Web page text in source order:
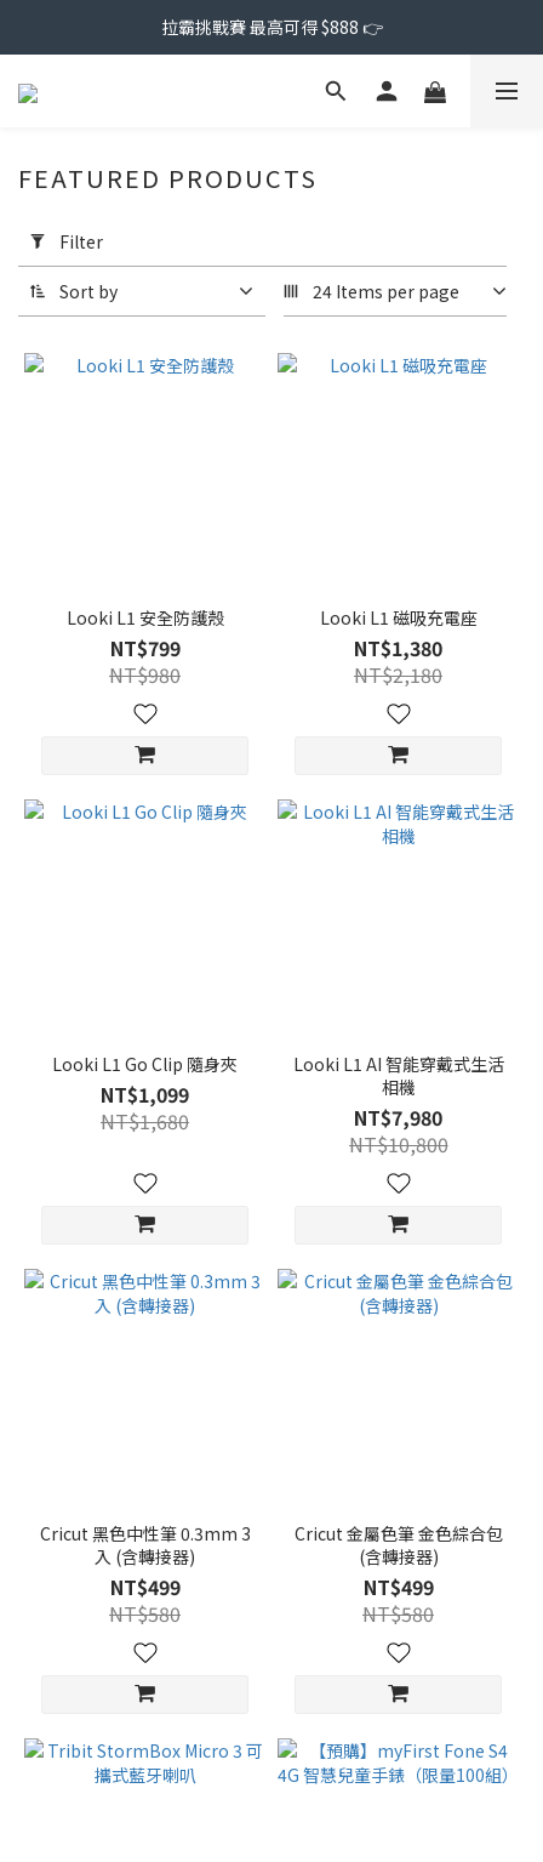
拉霸挑戰賽 最高可得 $888 👉
Filter
(0/20)
Range
FEATURED PRODUCTS
Filter
Sort by 24 Items per page
Looki L1 安全防護殼
NT$799
NT$980
Looki L1 磁吸充電座
NT$1,380
NT$2,180
Looki L1 Go Clip 隨身夾
NT$1,099
NT$1,680
Looki L1 AI 智能穿戴式生活
相機
NT$7,980
NT$10,800
Cricut 黑色中性筆 0.3mm 3
入 (含轉接器)
NT$499
NT$580
Cricut 金屬色筆 金色綜合包
(含轉接器)
NT$499
NT$580